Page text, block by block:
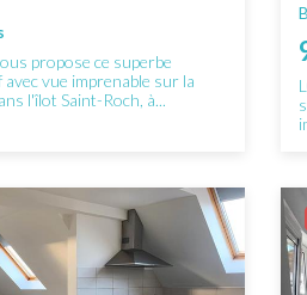
propose ce superbe
vue imprenable sur la
l'îlot Saint-Roch, à...